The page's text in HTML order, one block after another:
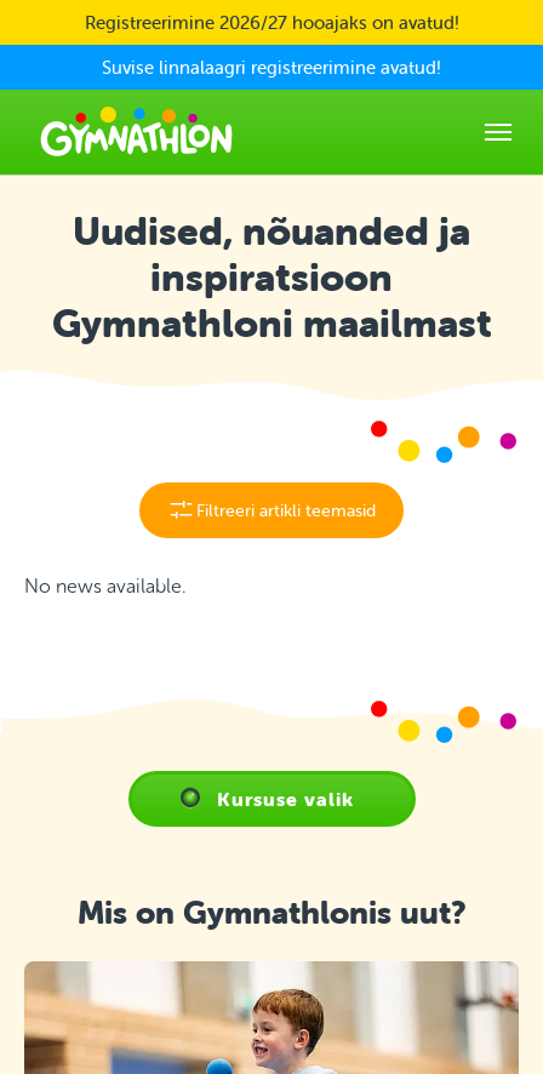
Skip to main contentRegistreerimine 2026/27 hooajaks on avatud!
Suvise linnalaagri registreerimine avatud!
Uudised, nõuanded ja
inspiratsioon
Gymnathloni maailmast
Filtreeri artikli teemasid
No news available.
Kursuse valik
Mis on Gymnathlonis uut?